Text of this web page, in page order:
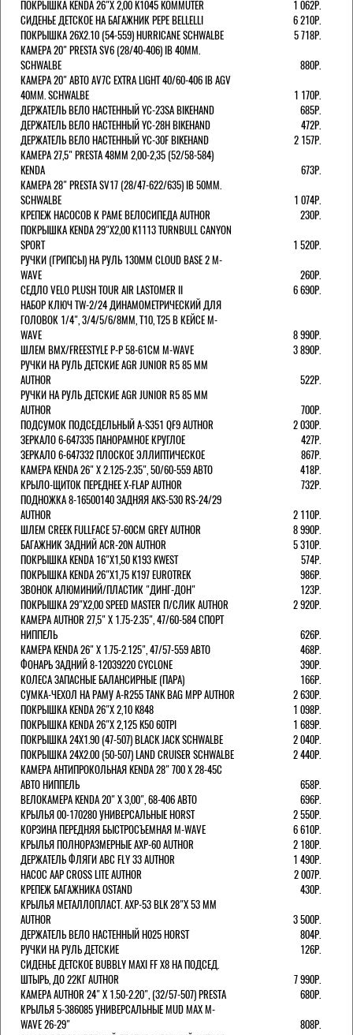
ПОКРЫШКА KENDA 26"Х 2,00 K1045 KOMMUTER
1 062Р.
СИДЕНЬЕ ДЕТСКОЕ НА БАГАЖНИК PEPE BELLELLI
6 210Р.
ПОКРЫШКА 26X2.10 (54-559) HURRICANE SCHWALBE
5 718Р.
КАМЕРА 20" PRESTA SV6 (28/40-406) IB 40MM.
SCHWALBE
880Р.
КАМЕРА 20" АВТО AV7C EXTRA LIGHT 40/60-406 IB AGV
40MM. SCHWALBE
1 170Р.
ДЕРЖАТЕЛЬ ВЕЛО НАСТЕННЫЙ YC-23SA BIKEHAND
685Р.
ДЕРЖАТЕЛЬ ВЕЛО НАСТЕННЫЙ YC-28H BIKEHAND
472Р.
ДЕРЖАТЕЛЬ ВЕЛО НАСТЕННЫЙ YC-30F BIKEHAND
2 157Р.
КАМЕРА 27,5" PRESTA 48ММ 2,00-2,35 (52/58-584)
KENDA
673Р.
КАМЕРА 28" PRESTA SV17 (28/47-622/635) IB 50MM.
SCHWALBE
1 074Р.
КРЕПЕЖ НАСОСОВ К РАМЕ ВЕЛОСИПЕДА AUTHOR
230Р.
ПОКРЫШКА KENDA 29"Х2,00 K1113 TURNBULL CANYON
SPORT
1 520Р.
РУЧКИ (ГРИПСЫ) НА РУЛЬ 130ММ CLOUD BASE 2 M-
WAVE
260Р.
СЕДЛО VELO PLUSH TOUR AIR LASTOMER II
6 690Р.
НАБОР КЛЮЧ TW-2/24 ДИНАМОМЕТРИЧЕСКИЙ ДЛЯ
ГОЛОВОК 1/4", 3/4/5/6/8ММ, T10, T25 В КЕЙСЕ M-
WAVE
8 990Р.
ШЛЕМ ВМХ/FREESTYLE Р-Р 58-61СМ M-WAVE
3 890Р.
РУЧКИ НА РУЛЬ ДЕТСКИЕ AGR JUNIOR R5 85 ММ
AUTHOR
522Р.
РУЧКИ НА РУЛЬ ДЕТСКИЕ AGR JUNIOR R5 85 ММ
AUTHOR
700Р.
ПОДСУМОК ПОДСЕДЕЛЬНЫЙ A-S351 QF9 AUTHOR
2 030Р.
ЗЕРКАЛО 6-647335 ПАНОРАМНОЕ КРУГЛОЕ
427Р.
ЗЕРКАЛО 6-647332 ПЛОСКОЕ ЭЛЛИПТИЧЕСКОЕ
867Р.
КАМЕРА KENDA 26" Х 2.125-2.35", 50/60-559 АВТО
418Р.
КРЫЛО-ЩИТОК ПЕРЕДНЕЕ X-FLAP AUTHOR
732Р.
ПОДНОЖКА 8-16500140 ЗАДНЯЯ AKS-530 RS-24/29
AUTHOR
2 110Р.
ШЛЕМ CREEK FULLFACE 57-60СМ GREY AUTHOR
8 990Р.
БАГАЖНИК ЗАДНИЙ ACR-20N AUTHOR
5 310Р.
ПОКРЫШКА KENDA 16"Х1,50 K193 KWEST
574Р.
ПОКРЫШКА KENDA 26"Х1,75 K197 EUROTREK
986Р.
ЗВОНОК АЛЮМИНИЙ/ПЛАСТИК "ДИНГ-ДОН"
123Р.
ПОКРЫШКА 29"Х2,00 SPEED MASTER П/СЛИК AUTHOR
2 920Р.
КАМЕРА AUTHOR 27,5" Х 1.75-2.35", 47/60-584 СПОРТ
НИППЕЛЬ
626Р.
КАМЕРА KENDA 26" Х 1.75-2.125", 47/57-559 АВТО
468Р.
ФОНАРЬ ЗАДНИЙ 8-12039220 CYCLONE
390Р.
КОЛЕСА ЗАПАСНЫЕ БАЛАНСИРНЫЕ (ПАРА)
166Р.
CУМКА-ЧЕХОЛ НА РАМУ A-R255 TANK BAG MPP AUTHOR
2 630Р.
ПОКРЫШКА KENDA 26"Х 2,10 K848
1 098Р.
ПОКРЫШКА KENDA 26"Х 2,125 K50 60TPI
1 689Р.
ПОКРЫШКА 24X1.90 (47-507) BLACK JACK SCHWALBE
2 040Р.
ПОКРЫШКА 24X2.00 (50-507) LAND CRUISER SCHWALBE
2 440Р.
КАМЕРА АНТИПРОКОЛЬНАЯ KENDA 28" 700 Х 28-45C
АВТО НИППЕЛЬ
658Р.
ВЕЛОКАМЕРА KENDA 20" Х 3,00", 68-406 АВТО
696Р.
КРЫЛЬЯ 00-170280 УНИВЕРСАЛЬНЫЕ HORST
2 550Р.
КОРЗИНА ПЕРЕДНЯЯ БЫСТРОСЪЕМНАЯ M-WAVE
6 610Р.
КРЫЛЬЯ ПОЛНОРАЗМЕРНЫЕ AXP-60 AUTHOR
2 180Р.
ДЕРЖАТЕЛЬ ФЛЯГИ АВС FLY 33 AUTHOR
1 490Р.
НАСОС AAP CROSS LITE AUTHOR
2 007Р.
КРЕПЕЖ БАГАЖНИКА OSTAND
430Р.
КРЫЛЬЯ МЕТАЛЛОПЛАСТ. AXP-53 BLK 28"Х 53 ММ
AUTHOR
3 500Р.
ДЕРЖАТЕЛЬ ВЕЛО НАСТЕННЫЙ H025 HORST
804Р.
РУЧКИ НА РУЛЬ ДЕТСКИЕ
126Р.
СИДЕНЬЕ ДЕТСКОЕ BUBBLY MAXI FF X8 НА ПОДСЕД.
ШТЫРЬ, ДО 22КГ AUTHOR
7 990Р.
КАМЕРА AUTHOR 24" Х 1.50-2.20", (32/57-507) PRESTA
680Р.
КРЫЛЬЯ 5-386085 УНИВЕРСАЛЬНЫЕ MUD MAX M-
WAVE 26-29"
808Р.